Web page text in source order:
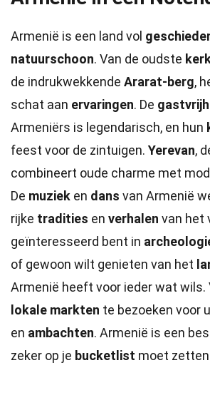
Armenië is een land vol
natuurschoon. Van de oudste
de indrukwekkende Ararat-berg,
schat aan ervaringen. De
Armeniërs is legendarisch, en hun
feest voor de zintuigen. Yerevan,
combineert oude charme met
De muziek en dans van Armenië
rijke tradities en verhalen van het
geïnteresseerd bent in
of gewoon wilt genieten van het
Armenië heeft voor ieder wat wils.
lokale markten te bezoeken voor
en ambachten. Armenië is een
zeker op je bucketlist moet